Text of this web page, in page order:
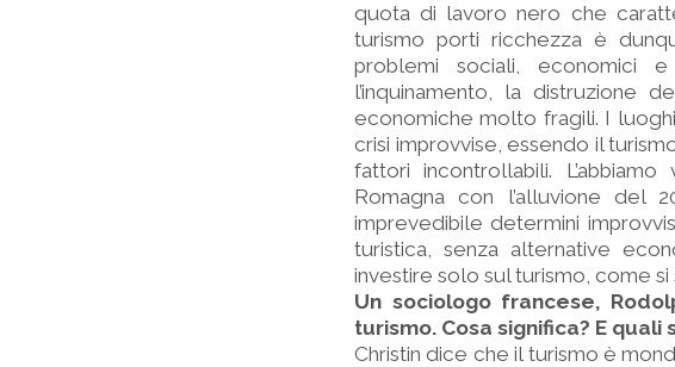
quota di lavoro nero che
turismo porti ricchezza è
problemi sociali, economici
l’inquinamento, la distruzione
economiche molto fragili. I
crisi improvvise, essendo il
fattori incontrollabili.
Romagna con l’alluvione del
imprevedibile determini
turistica, senza alternative
investire solo sul turismo, come
Un sociologo francese,
turismo. Cosa significa? E
Christin dice che il turismo è